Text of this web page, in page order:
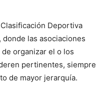
Deportiva
donde las asociaciones
organizar el o los
pertinentes, siempre
de mayor jerarquía.